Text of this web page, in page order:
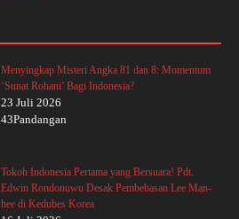
Menyingkap Misteri Angka 81 dan 8: Momentum
‘Sunat Rohani’ Bagi Indonesia?
23 Juli 2026
43Pandangan
Tokoh Indonesia Pertama yang Bersuara! Pdt.
Edwin Rondonuwu Desak Pembebasan Lee Man-
hee di Kedubes Korea